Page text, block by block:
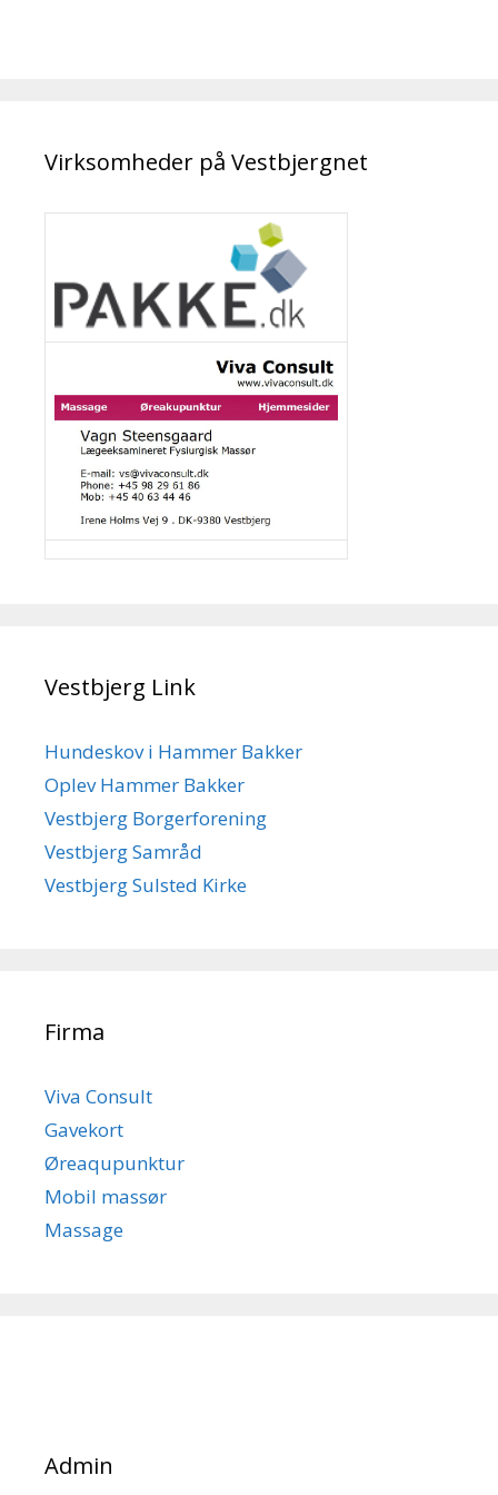
Virksomheder på Vestbjergnet
Vestbjerg Link
Hundeskov i Hammer Bakker
Oplev Hammer Bakker
Vestbjerg Borgerforening
Vestbjerg Samråd
Vestbjerg Sulsted Kirke
Firma
Viva Consult
Gavekort
Øreaqupunktur
Mobil massør
Massage
Admin